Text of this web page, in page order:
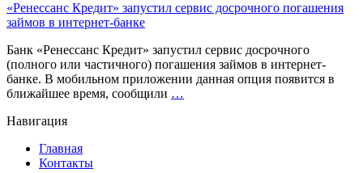
«Ренессанс Кредит» запустил сервис досрочного погашения
займов в интернет-банке
Банк «Ренессанс Кредит» запустил сервис досрочного
(полного или частичного) погашения займов в интернет-
банке. В мобильном приложении данная опция появится в
ближайшее время, сообщили …
Навигация
Главная
Контакты